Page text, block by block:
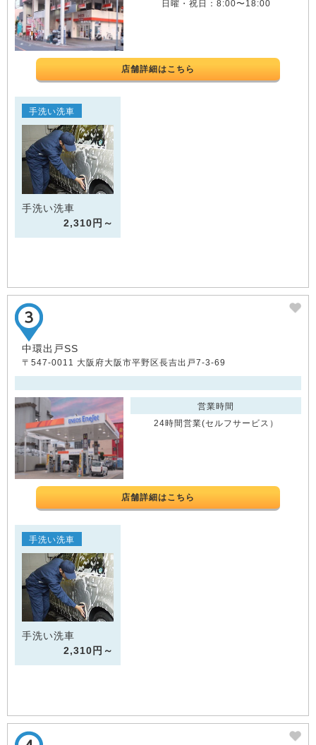
日曜・祝日：8:00〜18:00
店舗詳細はこちら
手洗い洗車
手洗い洗車
2,310円～
中環出戸SS
〒547-0011 大阪府大阪市平野区長吉出戸7-3-69
営業時間
24時間営業(セルフサービス）
店舗詳細はこちら
手洗い洗車
手洗い洗車
2,310円～